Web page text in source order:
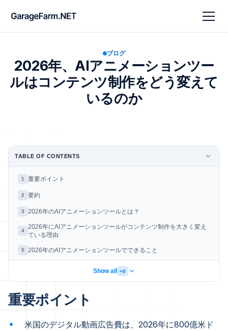
ブログ
2026年、AIアニメーションツー
ルはコンテンツ制作をどう変えて
いるのか
重要ポイント
米国のデジタル動画広告費は、2026年に800億米ド
TABLE OF CONTENTS
1 重要ポイント
2 要約
3 2026年のAIアニメーションツールとは？
4
2026年にAIアニメーションツールがコンテンツ制作を大きく変え
ている理由
5 2026年のAIアニメーションツールでできること
Show all +8